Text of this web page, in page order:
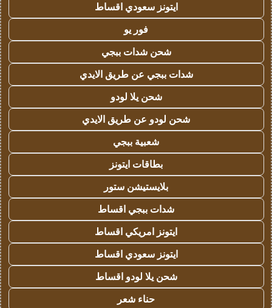
ايتونز سعودي اقساط
فور يو
شحن شدات ببجي
شدات ببجي عن طريق الايدي
شحن يلا لودو
شحن لودو عن طريق الايدي
شعبية ببجي
بطاقات ايتونز
بلايستيشن ستور
شدات ببجي اقساط
ايتونز امريكي اقساط
ايتونز سعودي اقساط
شحن يلا لودو اقساط
حناء شعر